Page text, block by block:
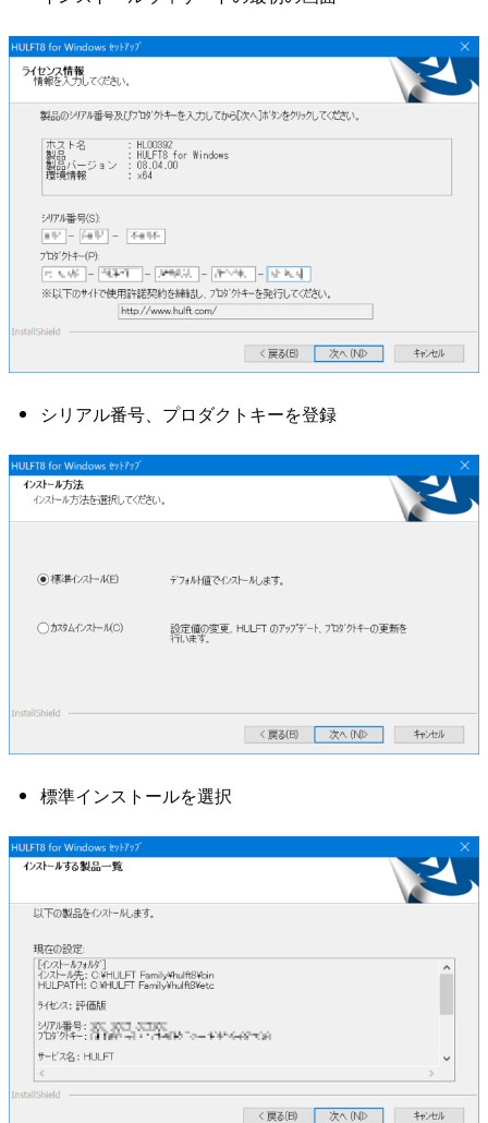
シリアル番号、プロダクトキーを登録
標準インストールを選択